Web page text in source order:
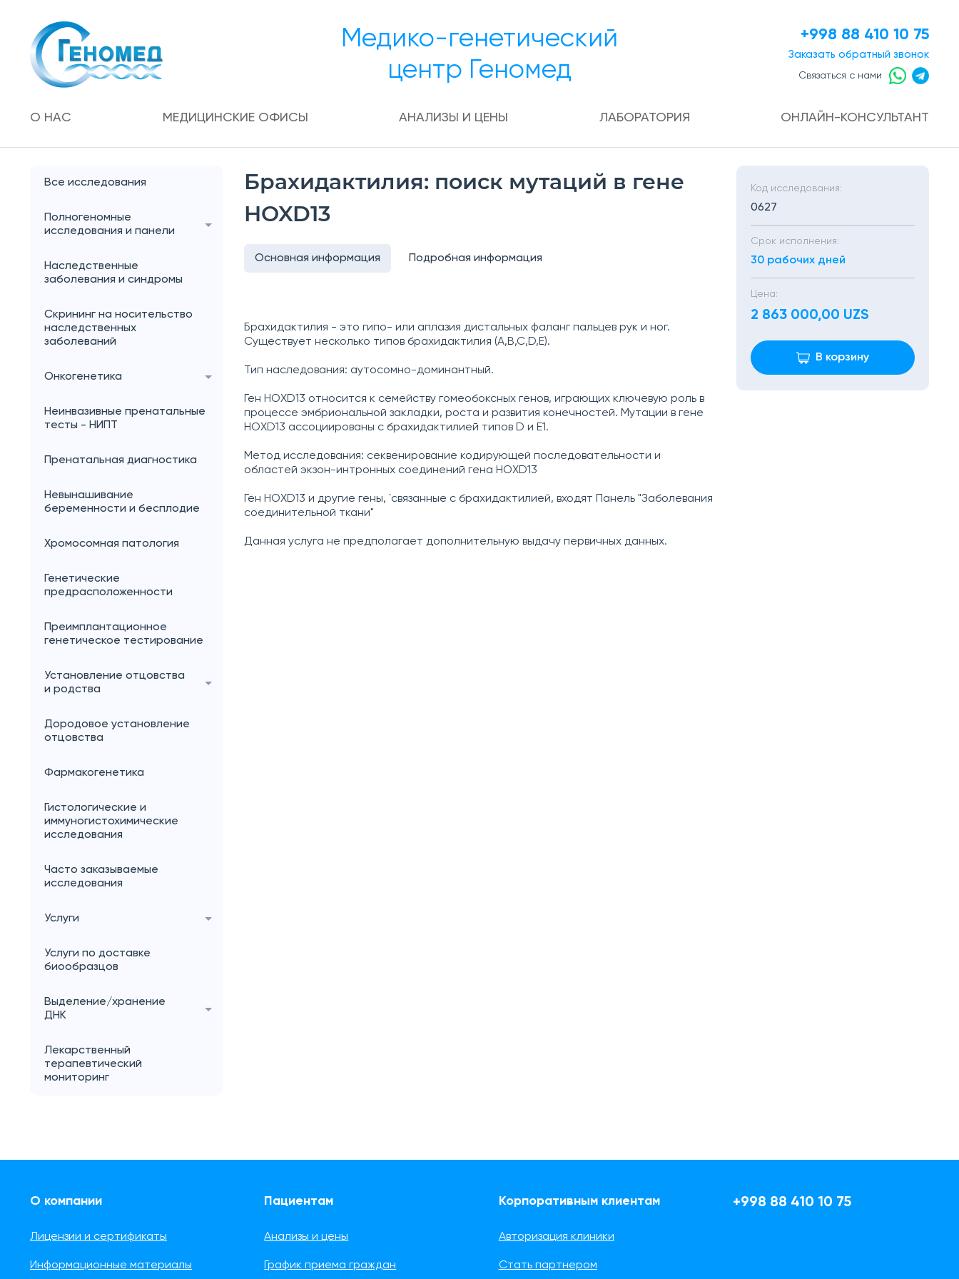
Медико-генетический
центр Геномед
+998 88 410 10 75
Заказать обратный звонок
Связаться с нами
О НАС МЕДИЦИНСКИЕ ОФИСЫ АНАЛИЗЫ И ЦЕНЫ ЛАБОРАТОРИЯ ОНЛАЙН-КОНСУЛЬТАНТ
Все исследования
Полногеномные
исследования и панели
Наследственные
заболевания и синдромы
Скрининг на носительство
наследственных
заболеваний
Онкогенетика
Неинвазивные пренатальные
тесты - НИПТ
Пренатальная диагностика
Невынашивание
беременности и бесплодие
Хромосомная патология
Генетические
предрасположенности
Преимплантационное
генетическое тестирование
Установление отцовства
и родства
Дородовое установление
отцовства
Фармакогенетика
Гистологические и
иммуногистохимические
исследования
Часто заказываемые
исследования
Услуги
Услуги по доставке
биообразцов
Выделение/хранение
ДНК
Лекарственный
терапевтический
мониторинг
Брахидактилия: поиск мутаций в гене
HOXD13
Основная информация Подробная информация
Брахидактилия - это гипо- или аплазия дистальных фаланг пальцев рук и ног.
Существует несколько типов брахидактилия (А,B,C,D,E).
Тип наследования: аутосомно-доминантный.
Ген HOXD13 относится к семейству гомеобоксных генов, играющих ключевую роль в
процессе эмбриональной закладки, роста и развития конечностей. Мутации в гене
HOXD13 ассоциированы с брахидактилией типов D и Е1.
Метод исследования: секвенирование кодирующей последовательности и
областей экзон-интронных соединений гена HOXD13
Ген HOXD13 и другие гены, `связанные с брахидактилией, входят Панель "Заболевания
соединительной ткани"
Данная услуга не предполагает дополнительную выдачу первичных данных.
Код исследования:
0627
Срок исполнения:
30 рабочих дней
Цена:
2 863 000,00 UZS
В корзину
О компании
Лицензии и сертификаты
Информационные материалы
Пациентам
Анализы и цены
График приема граждан
Корпоративным клиентам
Авторизация клиники
Стать партнером
+998 88 410 10 75